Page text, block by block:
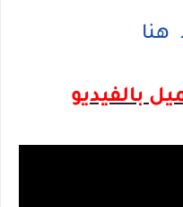
بالفيديو